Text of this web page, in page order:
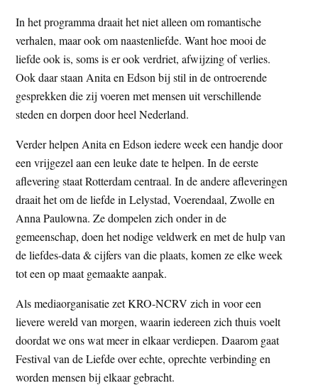
In het programma draait het niet alleen om romantische
verhalen, maar ook om naastenliefde. Want hoe mooi de
liefde ook is, soms is er ook verdriet, afwijzing of verlies.
Ook daar staan Anita en Edson bij stil in de ontroerende
gesprekken die zij voeren met mensen uit verschillende
steden en dorpen door heel Nederland.
Verder helpen Anita en Edson iedere week een handje door
een vrijgezel aan een leuke date te helpen. In de eerste
aflevering staat Rotterdam centraal. In de andere afleveringen
draait het om de liefde in Lelystad, Voerendaal, Zwolle en
Anna Paulowna. Ze dompelen zich onder in de
gemeenschap, doen het nodige veldwerk en met de hulp van
de liefdes-data & cijfers van die plaats, komen ze elke week
tot een op maat gemaakte aanpak.
Als mediaorganisatie zet KRO-NCRV zich in voor een
lievere wereld van morgen, waarin iedereen zich thuis voelt
doordat we ons wat meer in elkaar verdiepen. Daarom gaat
Festival van de Liefde over echte, oprechte verbinding en
worden mensen bij elkaar gebracht.